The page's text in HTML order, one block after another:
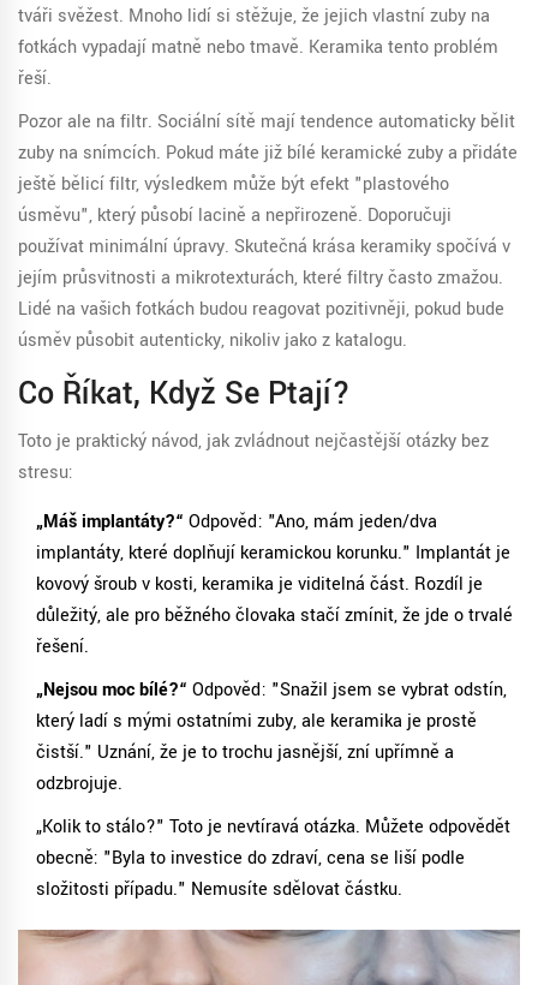
tváři svěžest. Mnoho lidí si stěžuje, že jejich vlastní zuby na
fotkách vypadají matně nebo tmavě. Keramika tento problém
řeší.
Pozor ale na filtr. Sociální sítě mají tendence automaticky bělit
zuby na snímcích. Pokud máte již bílé keramické zuby a přidáte
ještě bělicí filtr, výsledkem může být efekt "plastového
úsměvu", který působí lacině a nepřirozeně. Doporučuji
používat minimální úpravy. Skutečná krása keramiky spočívá v
jejím průsvitnosti a mikrotexturách, které filtry často zmažou.
Lidé na vašich fotkách budou reagovat pozitivněji, pokud bude
úsměv působit autenticky, nikoliv jako z katalogu.
Co Říkat, Když Se Ptají?
Toto je praktický návod, jak zvládnout nejčastější otázky bez
stresu:
„Máš implantáty?“ Odpověď: "Ano, mám jeden/dva
implantáty, které doplňují keramickou korunku." Implantát je
kovový šroub v kosti, keramika je viditelná část. Rozdíl je
důležitý, ale pro běžného človaka stačí zmínit, že jde o trvalé
řešení.
„Nejsou moc bílé?“ Odpověď: "Snažil jsem se vybrat odstín,
který ladí s mými ostatními zuby, ale keramika je prostě
čistší." Uznání, že je to trochu jasnější, zní upřímně a
odzbrojuje.
„Kolik to stálo?" Toto je nevtíravá otázka. Můžete odpovědět
obecně: "Byla to investice do zdraví, cena se liší podle
složitosti případu." Nemusíte sdělovat částku.